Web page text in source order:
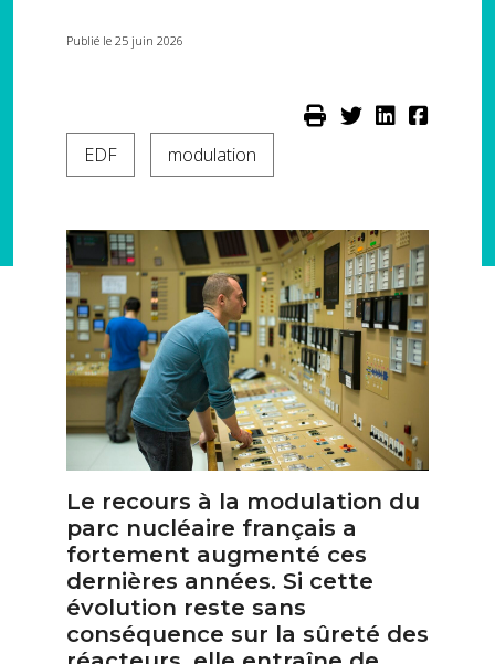
Publié le 25 juin 2026
EDF modulation
Le recours à la modulation du
parc nucléaire français a
fortement augmenté ces
dernières années. Si cette
évolution reste sans
conséquence sur la sûreté des